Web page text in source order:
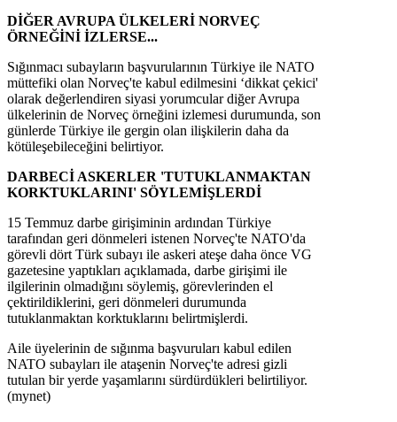
DİĞER AVRUPA ÜLKELERİ NORVEÇ
ÖRNEĞİNİ İZLERSE...
Sığınmacı subayların başvurularının Türkiye ile NATO
müttefiki olan Norveç'te kabul edilmesini ‘dikkat çekici'
olarak değerlendiren siyasi yorumcular diğer Avrupa
ülkelerinin de Norveç örneğini izlemesi durumunda, son
günlerde Türkiye ile gergin olan ilişkilerin daha da
kötüleşebileceğini belirtiyor.
DARBECİ ASKERLER 'TUTUKLANMAKTAN
KORKTUKLARINI' SÖYLEMİŞLERDİ
15 Temmuz darbe girişiminin ardından Türkiye
tarafından geri dönmeleri istenen Norveç'te NATO'da
görevli dört Türk subayı ile askeri ateşe daha önce VG
gazetesine yaptıkları açıklamada, darbe girişimi ile
ilgilerinin olmadığını söylemiş, görevlerinden el
çektirildiklerini, geri dönmeleri durumunda
tutuklanmaktan korktuklarını belirtmişlerdi.
Aile üyelerinin de sığınma başvuruları kabul edilen
NATO subayları ile ataşenin Norveç'te adresi gizli
tutulan bir yerde yaşamlarını sürdürdükleri belirtiliyor.
(mynet)